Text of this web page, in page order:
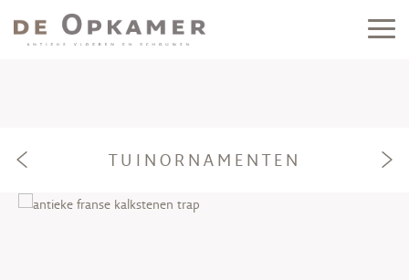
e f
TUINORNAMENTEN